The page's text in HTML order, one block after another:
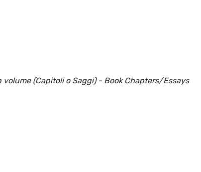
(Capitoli o Saggi) - Book Chapters/Essays